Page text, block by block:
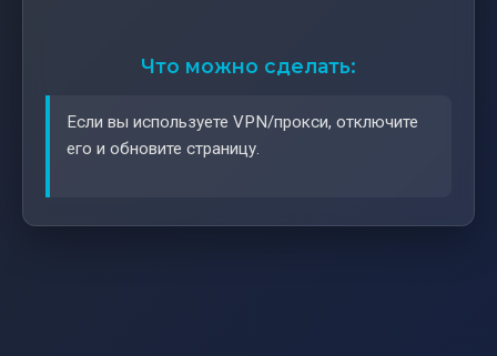
Что можно сделать:
Если вы используете VPN/прокси, отключите
его и обновите страницу.